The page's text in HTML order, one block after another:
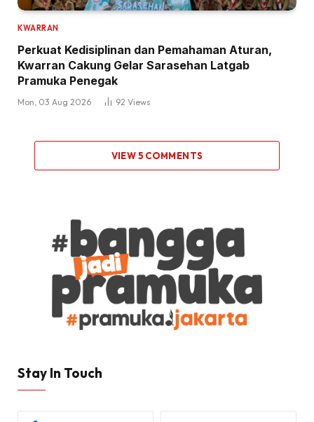
KWARRAN
Perkuat Kedisiplinan dan Pemahaman Aturan,
Kwarran Cakung Gelar Sarasehan Latgab
Pramuka Penegak
Mon, 03 Aug 2026 92 Views
VIEW 5 COMMENTS
Stay In Touch